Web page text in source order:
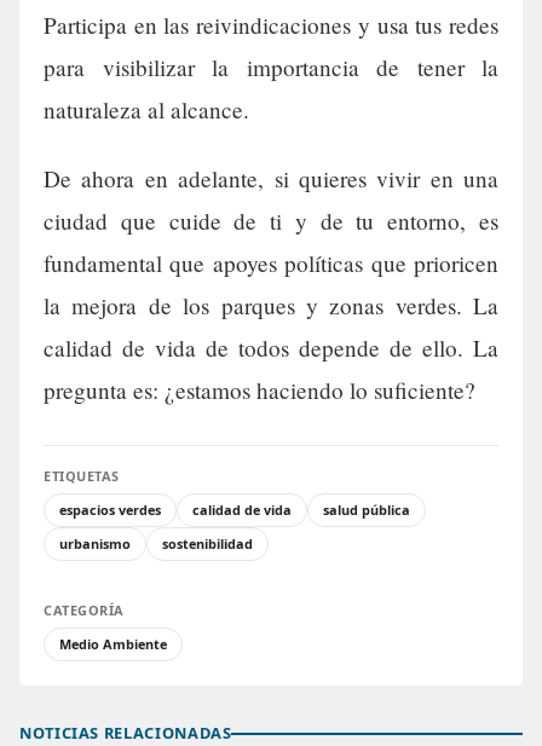
Participa en las reivindicaciones y usa tus redes
para visibilizar la importancia de tener la
naturaleza al alcance.
De ahora en adelante, si quieres vivir en una
ciudad que cuide de ti y de tu entorno, es
fundamental que apoyes políticas que prioricen
la mejora de los parques y zonas verdes. La
calidad de vida de todos depende de ello. La
pregunta es: ¿estamos haciendo lo suficiente?
ETIQUETAS
espacios verdes
calidad de vida
salud pública
urbanismo
sostenibilidad
CATEGORÍA
Medio Ambiente
NOTICIAS RELACIONADAS